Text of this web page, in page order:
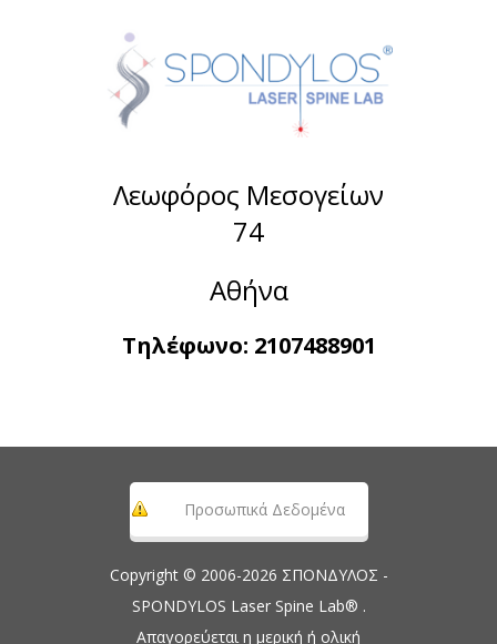
Λεωφόρος Μεσογείων
74
Αθήνα
Τηλέφωνο: 2107488901
Προσωπικά Δεδομένα
Copyright © 2006-2026 ΣΠΟΝΔΥΛΟΣ -
SPONDYLOS Laser Spine Lab® .
Απαγορεύεται η μερική ή ολική